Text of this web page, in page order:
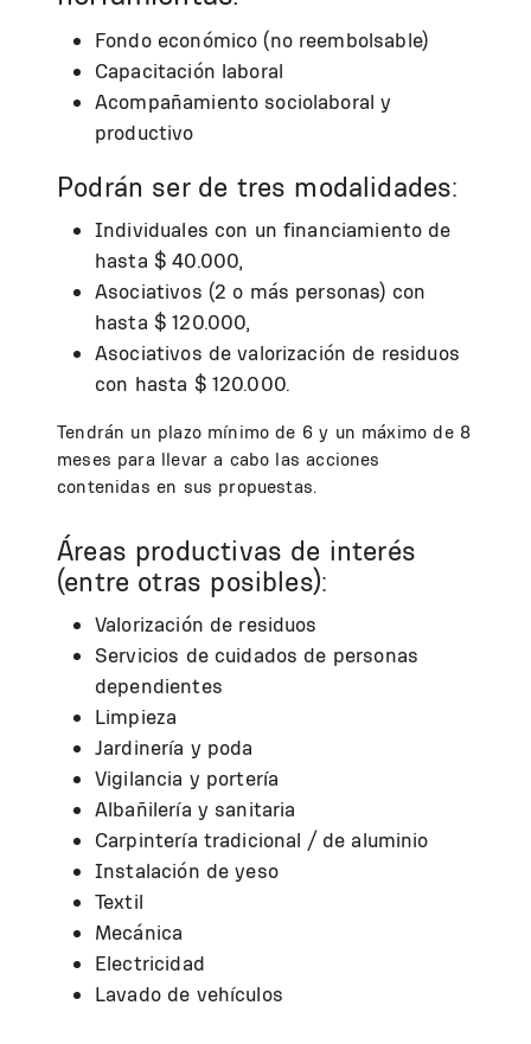
Fondo económico (no reembolsable)
Capacitación laboral
Acompañamiento sociolaboral y
productivo
Podrán ser de tres modalidades:
Individuales con un financiamiento de
hasta $ 40.000,
Asociativos (2 o más personas) con
hasta $ 120.000,
Asociativos de valorización de residuos
con hasta $ 120.000.
Tendrán un plazo mínimo de 6 y un máximo de 8
meses para llevar a cabo las acciones
contenidas en sus propuestas.
Áreas productivas de interés
(entre otras posibles):
Valorización de residuos
Servicios de cuidados de personas
dependientes
Limpieza
Jardinería y poda
Vigilancia y portería
Albañilería y sanitaria
Carpintería tradicional / de aluminio
Instalación de yeso
Textil
Mecánica
Electricidad
Lavado de vehículos